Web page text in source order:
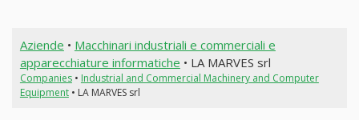
Aziende • Macchinari industriali e commerciali e
apparecchiature informatiche • LA MARVES srl
Companies• Industrial and Commercial Machinery and Computer
Equipment• LA MARVES srl